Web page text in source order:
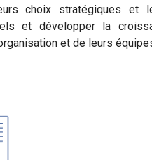
choix stratégiques et
et développer la
et de leurs